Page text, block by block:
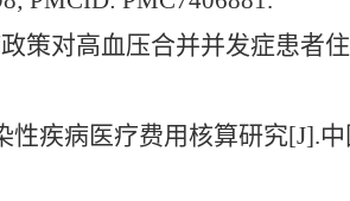
策对高血压合并并发症患者
性疾病医疗费用核算研究[J].